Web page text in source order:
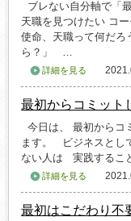
ブレない自分軸で「
天職を見つけたい コ
使命、天職って何だろ
ら？」 …
詳細を見る
最初からコミット
今日は、 最初からコ
ます。 ビジネスとし
ない人は 実践するこ
詳細を見る
最初はこだわり不